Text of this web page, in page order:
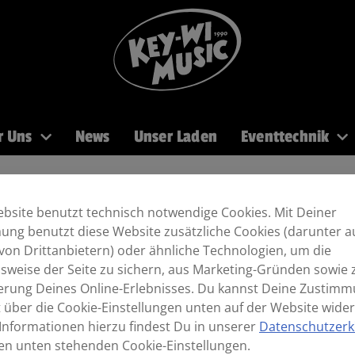
Uns News Unser Laden Eventtechnik
PA Recording Mikros DJ Licht Brass
benutzt technisch notwendige Cookies. Mit Deiner
benutzt diese Website zusätzliche Cookies (darunter
Drittanbietern) oder ähnliche Technologien, um die
der Seite zu sichern, aus Marketing-Gründen sowie
Deines Online-Erlebnisses. Du kannst Deine
die Cookie-Einstellungen unten auf der Website
hierzu findest Du in unserer
unten stehenden Cookie-Einstellungen.